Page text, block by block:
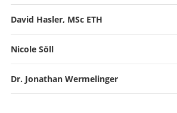
Chef de service, Chef de la chirurgie de
Chef de clinique
Chef de clinique
David Hasler, MSc ETH
Nicole Söll
Dr. Jonathan Wermelinger